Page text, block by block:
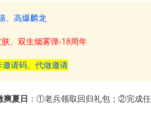
、高爆麟龙
、双生烟雾弹-18周年
邀请码、代做邀请
爽夏日 ：①老兵领取回归礼包；②完成